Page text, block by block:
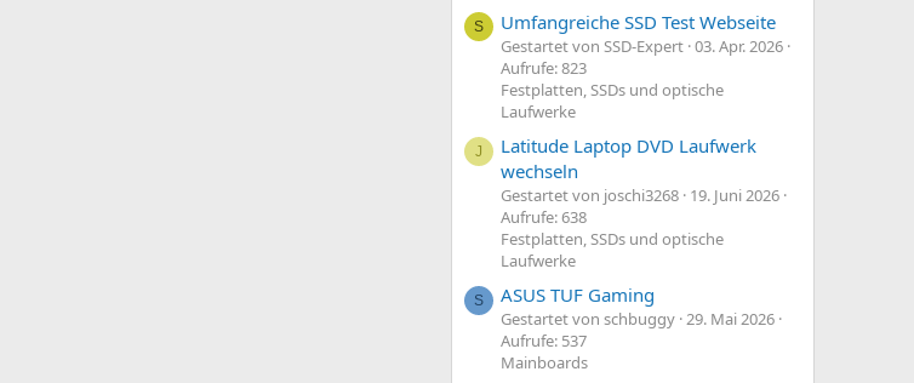
S Umfangreiche SSD Test Webseite
Gestartet von SSD-Expert 03. Apr. 2026
Aufrufe: 823
Festplatten, SSDs und optische
Laufwerke
J
Latitude Laptop DVD Laufwerk
wechseln
Gestartet von joschi3268 19. Juni 2026
Aufrufe: 638
Festplatten, SSDs und optische
Laufwerke
S ASUS TUF Gaming
Gestartet von schbuggy 29. Mai 2026
Aufrufe: 537
Mainboards